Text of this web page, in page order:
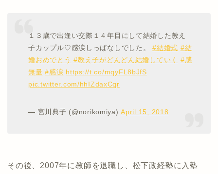
１３歳で出逢い交際１４年目にして結婚した教え
子カップル♡感涙しっぱなしでした。#結婚式 #結
婚おめでとう #教え子がどんどん結婚していく
#感
無量 #感涙 https://t.co/mqyFL8bJfS
pic.twitter.com/hhIZdaxCqr
— 宮川典子 (@norikomiya)April 15, 2018
その後、2007年に教師を退職し、松下政経塾に入塾